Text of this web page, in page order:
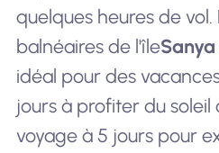
quelques heures de vol.
balnéaires de l'îleSanya
idéal pour des
jours à profiter du
voyage à 5 jours pour